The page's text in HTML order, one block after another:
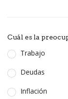
Cuál es la
Trabajo
Deudas
Inflación